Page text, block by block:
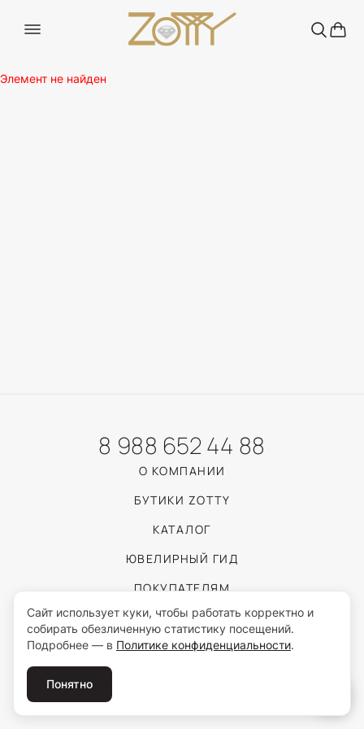
Элемент не найден
8 988 652 44 88
О КОМПАНИИ
БУТИКИ ZOTTY
КАТАЛОГ
ЮВЕЛИРНЫЙ ГИД
ПОКУПАТЕЛЯМ
Пользуясь сайтом, вы соглашаетесь с обработкой персональных данных
© 2026 ZOTTY · ИП Самойлова И.С.
Сайт использует куки, чтобы работать корректно и
собирать обезличенную статистику посещений.
Подробнее — в Политике конфиденциальности.
Понятно